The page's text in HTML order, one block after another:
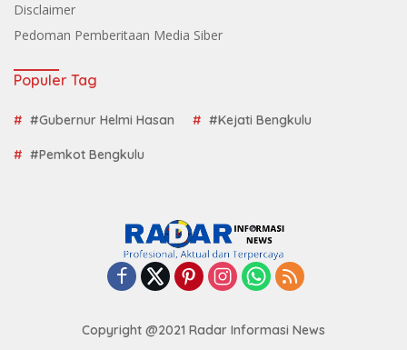
Disclaimer
Pedoman Pemberitaan Media Siber
Populer Tag
#Gubernur Helmi Hasan #Kejati Bengkulu
#Pemkot Bengkulu
Copyright @2021 Radar Informasi News